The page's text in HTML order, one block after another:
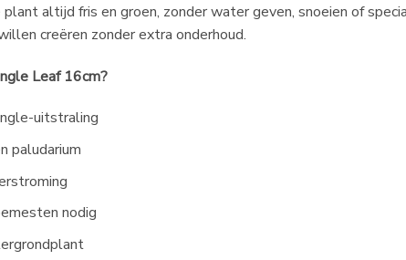
altijd fris en groen, zonder water geven, snoeien of
creëren zonder extra onderhoud.
Leaf 16cm?
uitstraling
paludarium
nodig